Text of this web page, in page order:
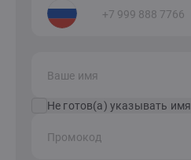
Ваше имя
Не готов(а) указывать имя
Промокод